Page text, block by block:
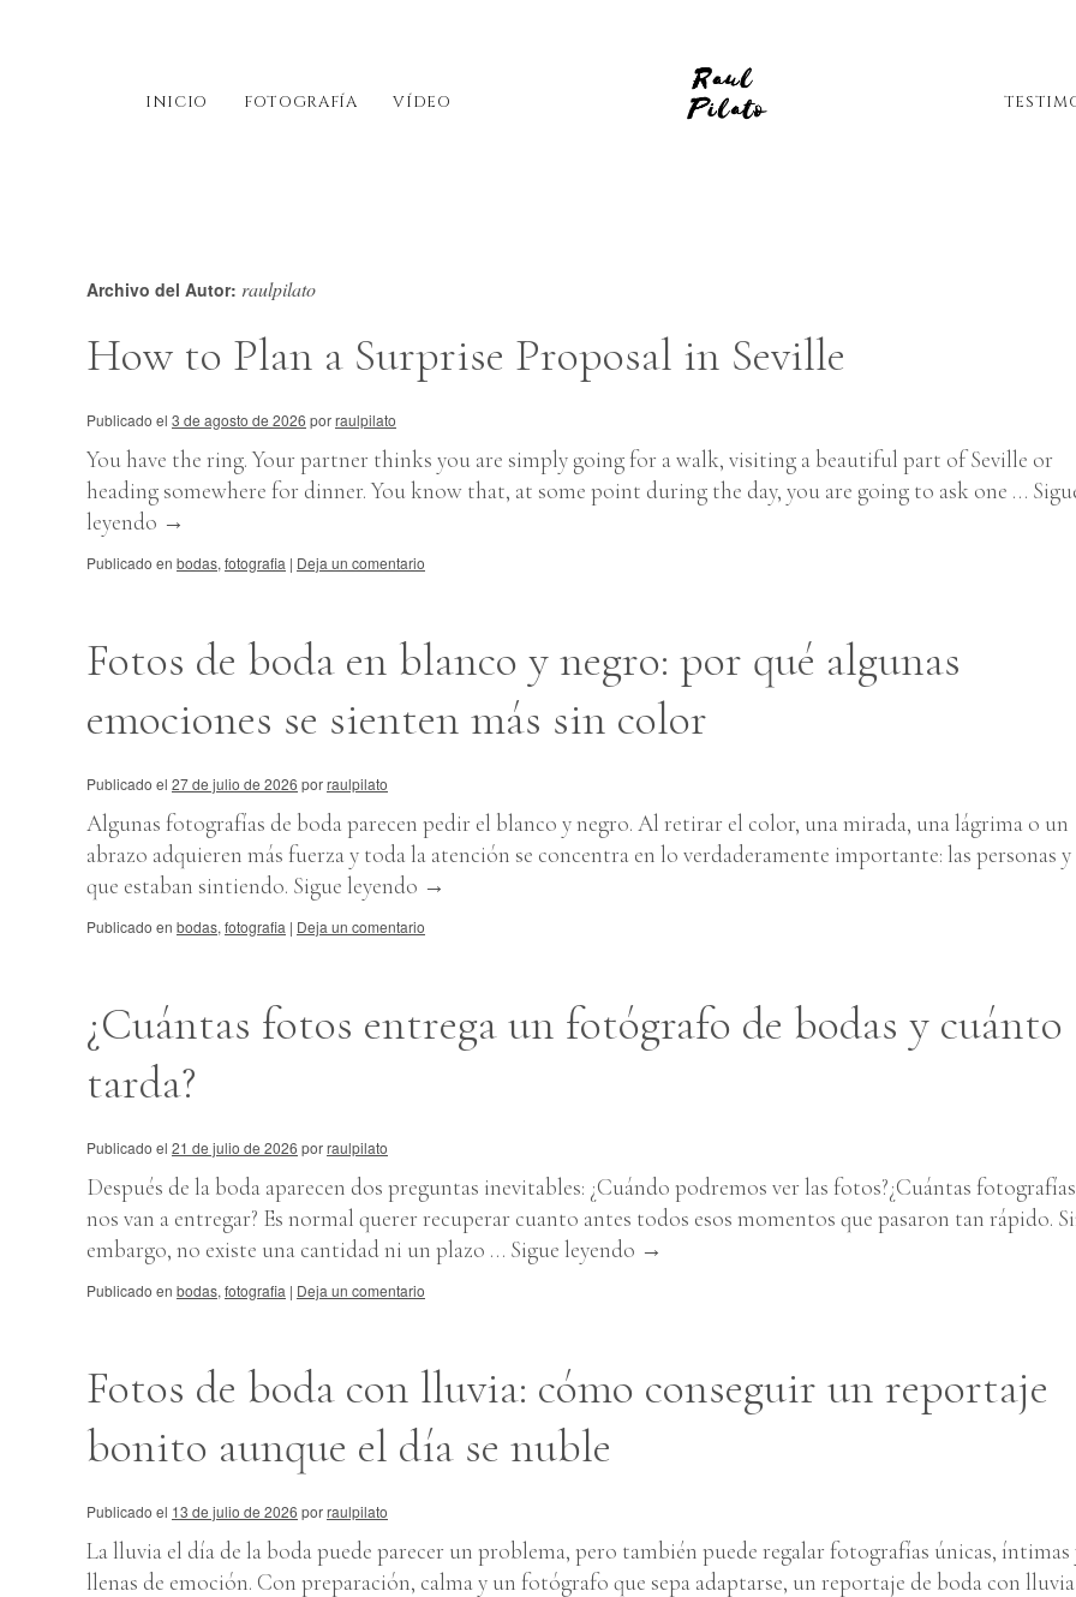
INICIO FOTOGRAFÍA VÍDEO
Archivo del Autor: raulpilato
How to Plan a Surprise Proposal in Seville
Publicado el 3 de agosto de 2026 porraulpilato
You have the ring. Your partner thinks you are simply going for a walk, visiting a beautiful part of Seville or
heading somewhere for dinner. You know that, at some point during the day, you are going to ask one …
leyendo →
Publicado en bodas, fotografia | Deja un comentario
Fotos de boda en blanco y negro: por qué algunas
emociones se sienten más sin color
Publicado el 27 de julio de 2026 porraulpilato
Algunas fotografías de boda parecen pedir el blanco y negro. Al retirar el color, una mirada, una lágrima o un
abrazo adquieren más fuerza y toda la atención se concentra en lo verdaderamente importante: las personas
que estaban sintiendo. Sigue leyendo →
Publicado en bodas, fotografia | Deja un comentario
¿Cuántas fotos entrega un fotógrafo de bodas y cuánto
tarda?
Publicado el 21 de julio de 2026 porraulpilato
Después de la boda aparecen dos preguntas inevitables: ¿Cuándo podremos ver las fotos?¿Cuántas fotografías
nos van a entregar? Es normal querer recuperar cuanto antes todos esos momentos que pasaron tan rápido.
embargo, no existe una cantidad ni un plazo … Sigue leyendo →
Publicado en bodas, fotografia | Deja un comentario
Fotos de boda con lluvia: cómo conseguir un reportaje
bonito aunque el día se nuble
Publicado el 13 de julio de 2026 porraulpilato
La lluvia el día de la boda puede parecer un problema, pero también puede regalar fotografías únicas, íntimas
llenas de emoción. Con preparación, calma y un fotógrafo que sepa adaptarse, un reportaje de boda con lluvia